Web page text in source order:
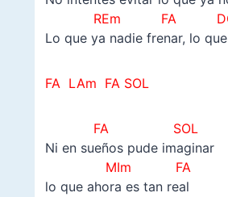
REm FADO/
Lo que ya nadie frenar, lo
FA LAm FA SOL
FA SOL
Ni en sueños pude imaginar
MIm FA
lo que ahora es tan real